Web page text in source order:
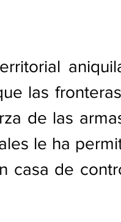
las
de las
le ha
casa de